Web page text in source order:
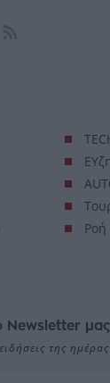
Ροή
Newsletter μας
της